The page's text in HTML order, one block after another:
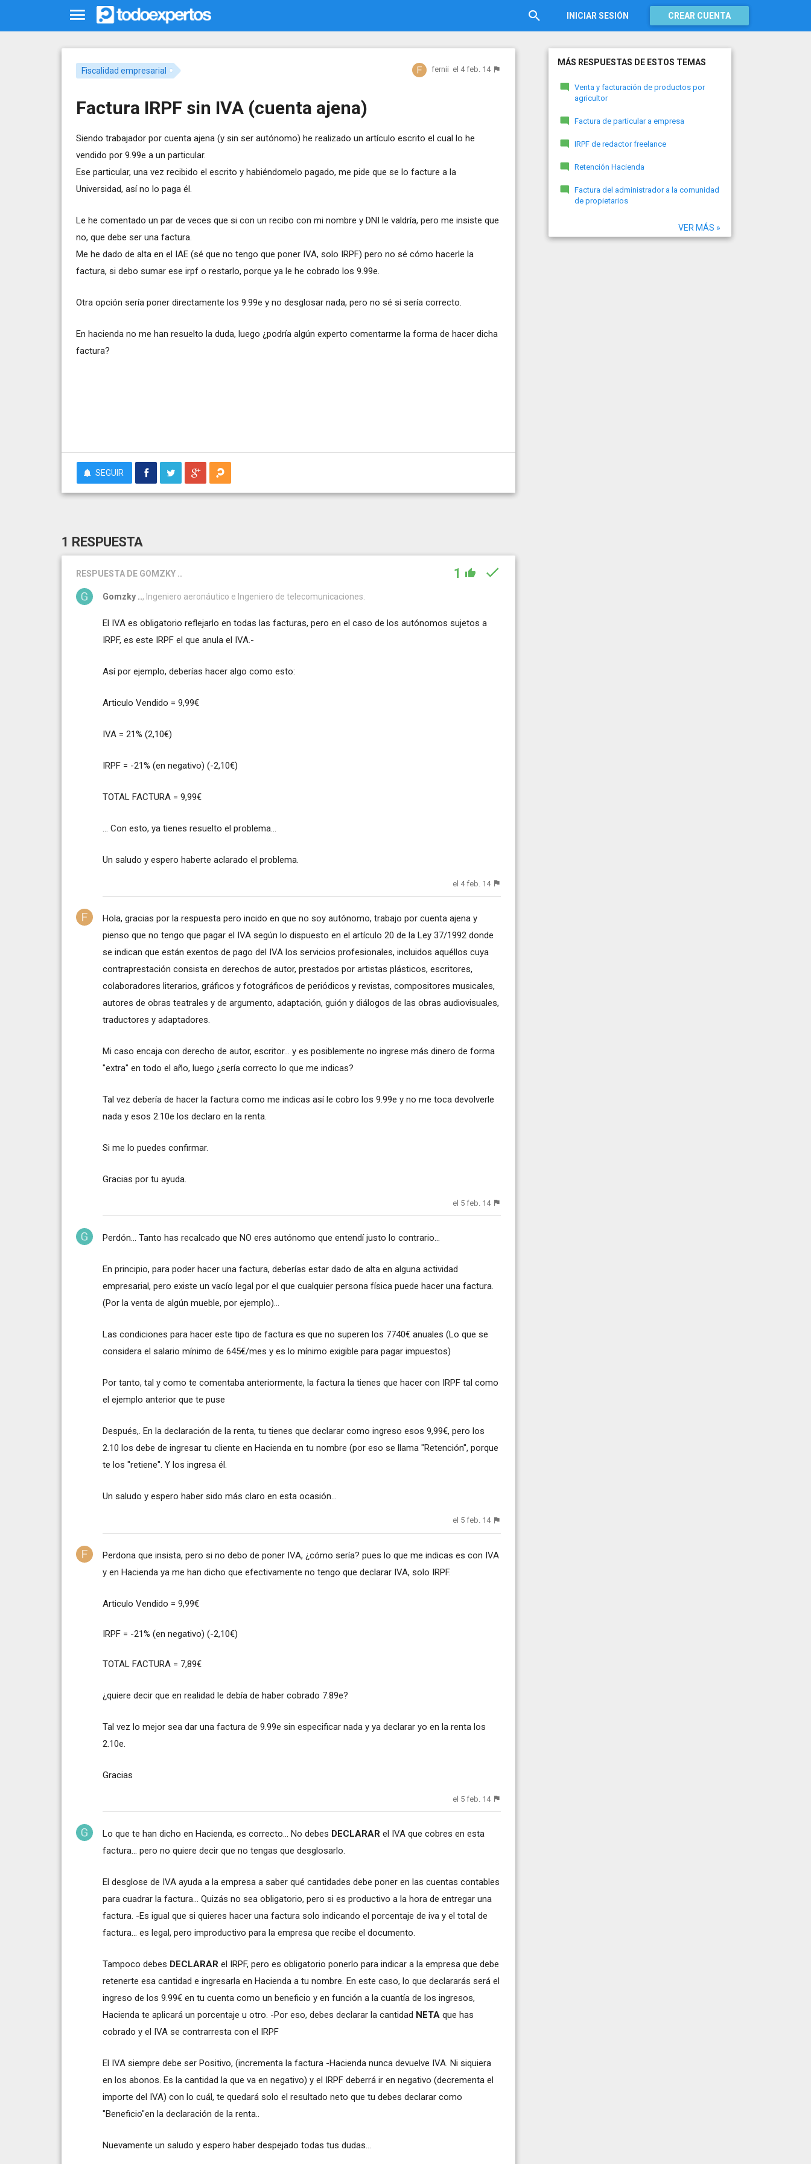
INICIAR SESIÓN CREAR CUENTA
Fiscalidad empresarial fernii el 4 feb. 14
Factura IRPF sin IVA (cuenta ajena)
Siendo trabajador por cuenta ajena (y sin ser autónomo) he realizado un artículo escrito el cual lo he
vendido por 9.99e a un particular.
Ese particular, una vez recibido el escrito y habiéndomelo pagado, me pide que se lo facture a la
Universidad, así no lo paga él.
Le he comentado un par de veces que si con un recibo con mi nombre y DNI le valdría, pero me insiste que
no, que debe ser una factura.
Me he dado de alta en el IAE (sé que no tengo que poner IVA, solo IRPF) pero no sé cómo hacerle la
factura, si debo sumar ese irpf o restarlo, porque ya le he cobrado los 9.99e.
Otra opción sería poner directamente los 9.99e y no desglosar nada, pero no sé si sería correcto.
En hacienda no me han resuelto la duda, luego ¿podría algún experto comentarme la forma de hacer dicha
factura?
SEGUIR
1 RESPUESTA
RESPUESTA DE GOMZKY .. 1
Gomzky .., Ingeniero aeronáutico e Ingeniero de telecomunicaciones.
El IVA es obligatorio reflejarlo en todas las facturas, pero en el caso de los autónomos sujetos a
IRPF, es este IRPF el que anula el IVA.-
Así por ejemplo, deberías hacer algo como esto:
Articulo Vendido = 9,99€
IVA = 21% (2,10€)
IRPF = -21% (en negativo) (-2,10€)
TOTAL FACTURA = 9,99€
... Con esto, ya tienes resuelto el problema...
Un saludo y espero haberte aclarado el problema.
el 4 feb. 14
Hola, gracias por la respuesta pero incido en que no soy autónomo, trabajo por cuenta ajena y
pienso que no tengo que pagar el IVA según lo dispuesto en el artículo 20 de la Ley 37/1992 donde
se indican que están exentos de pago del IVA los servicios profesionales, incluidos aquéllos cuya
contraprestación consista en derechos de autor, prestados por artistas plásticos, escritores,
colaboradores literarios, gráficos y fotográficos de periódicos y revistas, compositores musicales,
autores de obras teatrales y de argumento, adaptación, guión y diálogos de las obras audiovisuales,
traductores y adaptadores.
Mi caso encaja con derecho de autor, escritor... y es posiblemente no ingrese más dinero de forma
"extra" en todo el año, luego ¿sería correcto lo que me indicas?
Tal vez debería de hacer la factura como me indicas así le cobro los 9.99e y no me toca devolverle
nada y esos 2.10e los declaro en la renta.
Si me lo puedes confirmar.
Gracias por tu ayuda.
el 5 feb. 14
Perdón... Tanto has recalcado que NO eres autónomo que entendí justo lo contrario...
En principio, para poder hacer una factura, deberías estar dado de alta en alguna actividad
empresarial, pero existe un vacío legal por el que cualquier persona física puede hacer una factura.
(Por la venta de algún mueble, por ejemplo)...
Las condiciones para hacer este tipo de factura es que no superen los 7740€ anuales (Lo que se
considera el salario mínimo de 645€/mes y es lo mínimo exigible para pagar impuestos)
Por tanto, tal y como te comentaba anteriormente, la factura la tienes que hacer con IRPF tal como
el ejemplo anterior que te puse
Después,. En la declaración de la renta, tu tienes que declarar como ingreso esos 9,99€, pero los
2.10 los debe de ingresar tu cliente en Hacienda en tu nombre (por eso se llama "Retención", porque
te los "retiene". Y los ingresa él.
Un saludo y espero haber sido más claro en esta ocasión...
el 5 feb. 14
Perdona que insista, pero si no debo de poner IVA, ¿cómo sería? pues lo que me indicas es con IVA
y en Hacienda ya me han dicho que efectivamente no tengo que declarar IVA, solo IRPF.
Articulo Vendido = 9,99€
IRPF = -21% (en negativo) (-2,10€)
TOTAL FACTURA = 7,89€
¿quiere decir que en realidad le debía de haber cobrado 7.89e?
Tal vez lo mejor sea dar una factura de 9.99e sin especificar nada y ya declarar yo en la renta los
2.10e.
Gracias
el 5 feb. 14
Lo que te han dicho en Hacienda, es correcto... No debes DECLARAR el IVA que cobres en esta
factura... pero no quiere decir que no tengas que desglosarlo.
El desglose de IVA ayuda a la empresa a saber qué cantidades debe poner en las cuentas contables
para cuadrar la factura... Quizás no sea obligatorio, pero si es productivo a la hora de entregar una
factura. -Es igual que si quieres hacer una factura solo indicando el porcentaje de iva y el total de
factura... es legal, pero improductivo para la empresa que recibe el documento.
Tampoco debes DECLARAR el IRPF, pero es obligatorio ponerlo para indicar a la empresa que debe
retenerte esa cantidad e ingresarla en Hacienda a tu nombre. En este caso, lo que declararás será el
ingreso de los 9.99€ en tu cuenta como un beneficio y en función a la cuantía de los ingresos,
Hacienda te aplicará un porcentaje u otro. -Por eso, debes declarar la cantidad NETA que has
cobrado y el IVA se contrarresta con el IRPF
El IVA siempre debe ser Positivo, (incrementa la factura -Hacienda nunca devuelve IVA. Ni siquiera
en los abonos. Es la cantidad la que va en negativo) y el IRPF deberrá ir en negativo (decrementa el
importe del IVA) con lo cuál, te quedará solo el resultado neto que tu debes declarar como
"Beneficio"en la declaración de la renta..
Nuevamente un saludo y espero haber despejado todas tus dudas...
MÁS RESPUESTAS DE ESTOS TEMAS
Venta y facturación de productos por
agricultor
Factura de particular a empresa
IRPF de redactor freelance
Retención Hacienda
Factura del administrador a la comunidad
de propietarios
VER MÁS »